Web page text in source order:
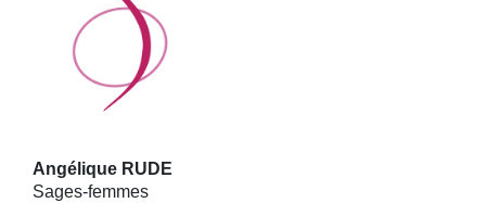
Angélique RUDE
Sages-femmes